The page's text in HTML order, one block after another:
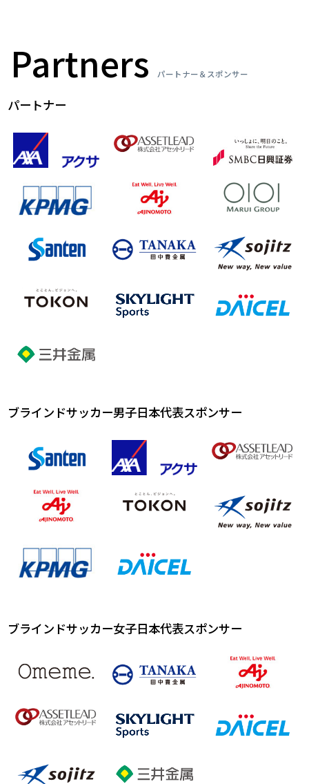
Partners パートナー＆スポンサー
パートナー
ブラインドサッカー男子日本代表スポンサー
ブラインドサッカー女子日本代表スポンサー